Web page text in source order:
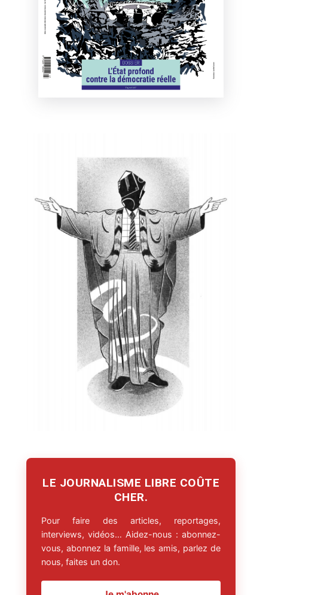
LE JOURNALISME LIBRE COÛTE
CHER.
Pour faire des articles, reportages,
interviews, vidéos… Aidez-nous : abonnez-
vous, abonnez la famille, les amis, parlez de
nous, faites un don.